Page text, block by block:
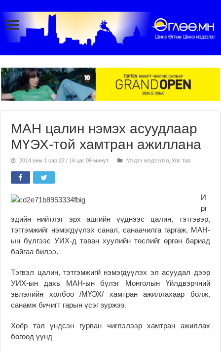
МАН цалин нэмэх асуудлаар
МҮЭХ-той хамтран ажиллана
2014 оны 1 сар 22 / 16 цаг 09 минут Мэдээ мэдээлэл ,Улс төр
И
рг
эдийн нийтлэг эрх ашгийн үүднээс цалин, тэтгэвэр,
тэтгэмжийг нэмэгдүүлэх санал, санаачилга гаргаж, МАН-
ын бүлгээс УИХ-д таван хуулийн төслийг өргөн бариад
байгаа билээ.
Тэгвэл цалин, тэтгэмжигй нэмэгдүүлэх эл асуудал дээр
УИХ-ын дахь МАН-ын бүлэг Монголын Үйлдвэрчний
эвлэлийн холбоо /МҮЭХ/ хамтран ажиллахаар болж,
санамж бичигт гарын үсэг зуржээ.
Хоёр тал үндсэн гурван чиглэлээр хамтран ажиллах
бөгөөд үүнд